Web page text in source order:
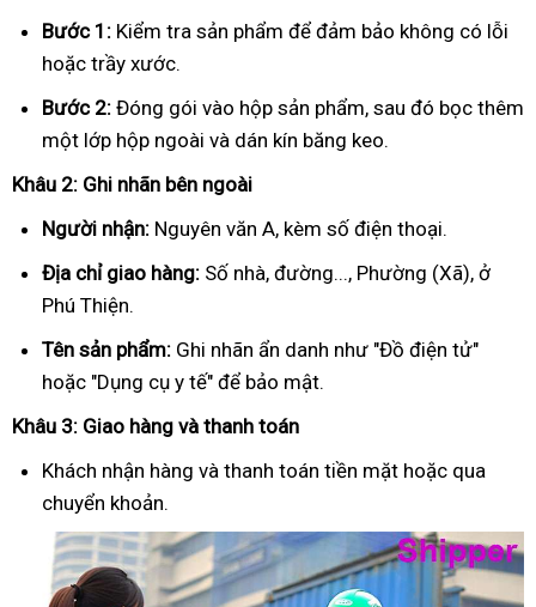
Bước 1: Kiểm tra sản phẩm để đảm bảo không có lỗi
hoặc trầy xước.
Bước 2: Đóng gói vào hộp sản phẩm, sau đó bọc thêm
một lớp hộp ngoài và dán kín băng keo.
Khâu 2: Ghi nhãn bên ngoài
Người nhận: Nguyên văn A, kèm số điện thoại.
Địa chỉ giao hàng: Số nhà, đường..., Phường (Xã), ở
Phú Thiện.
Tên sản phẩm: Ghi nhãn ẩn danh như "Đồ điện tử"
hoặc "Dụng cụ y tế" để bảo mật.
Khâu 3: Giao hàng và thanh toán
Khách nhận hàng và thanh toán tiền mặt hoặc qua
chuyển khoản.